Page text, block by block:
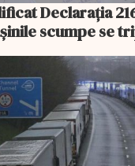
Declarația
scumpe se